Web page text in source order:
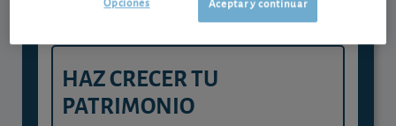
HAZ CRECER TU
PATRIMONIO